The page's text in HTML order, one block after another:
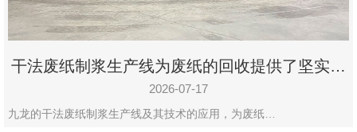
干法废纸制浆生产线为废纸的回收提供了坚实的
保障
2026-07-17
九龙的干法废纸制浆生产线及其技术的应用，为废纸…